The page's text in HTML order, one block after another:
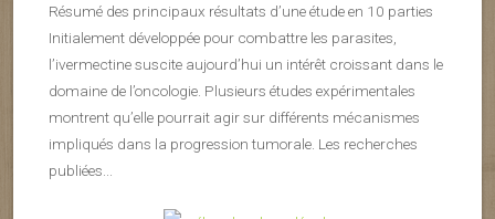
Résumé des principaux résultats d’une étude en 10 parties
Initialement développée pour combattre les parasites,
l’ivermectine suscite aujourd’hui un intérêt croissant dans le
domaine de l’oncologie. Plusieurs études expérimentales
montrent qu’elle pourrait agir sur différents mécanismes
impliqués dans la progression tumorale. Les recherches
publiées...